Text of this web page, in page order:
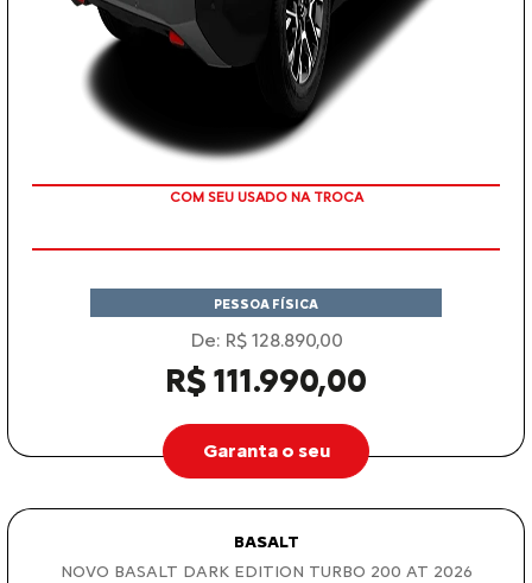
TAXA ZERO
PESSOA FÍSICA
De: R$ 128.890,00
R$ 111.990,00
Garanta o seu
BASALT
NOVO BASALT DARK EDITION TURBO 200 AT 2026